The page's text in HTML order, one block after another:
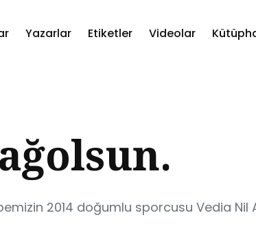
Yazarlar Etiketler Videolar
2014 doğumlu sporcusu Vedia Nil